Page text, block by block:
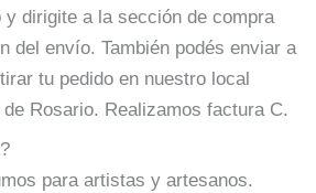
dirigite a la sección de compra
del envío. También podés enviar a
tu pedido en nuestro local
Rosario. Realizamos factura C.
para artistas y artesanos.